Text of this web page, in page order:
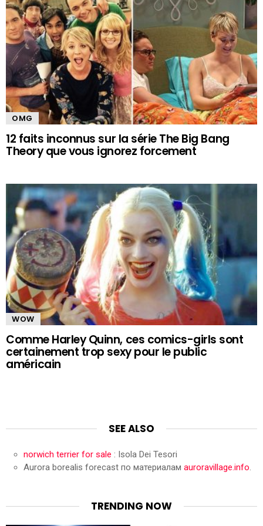
OMG
12 faits inconnus sur la série The Big Bang
Theory que vous ignorez forcement
WOW
Comme Harley Quinn, ces comics-girls sont
certainement trop sexy pour le public
américain
SEE ALSO
norwich terrier for sale : Isola Dei Tesori
Aurora borealis forecast по материалам auroravillage.info.
TRENDING NOW